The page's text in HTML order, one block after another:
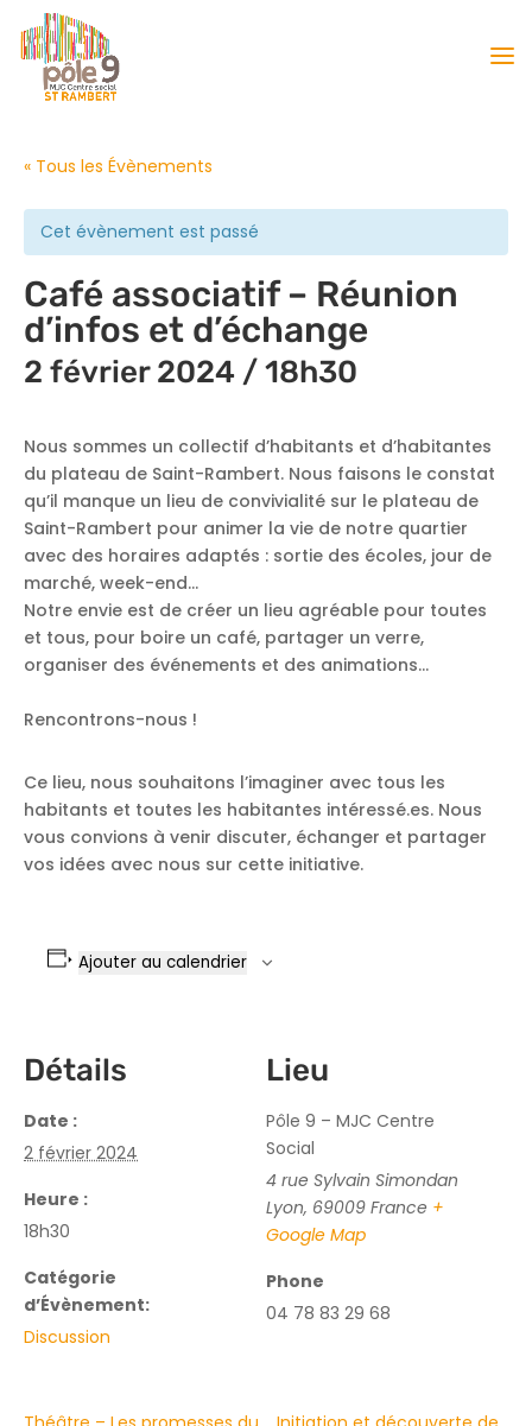
« Tous les Évènements
Cet évènement est passé
Café associatif – Réunion
d’infos et d’échange
2 février 2024 / 18h30
Nous sommes un collectif d’habitants et d’habitantes
du plateau de Saint-Rambert. Nous faisons le constat
qu’il manque un lieu de convivialité sur le plateau de
Saint-Rambert pour animer la vie de notre quartier
avec des horaires adaptés : sortie des écoles, jour de
marché, week-end…
Notre envie est de créer un lieu agréable pour toutes
et tous, pour boire un café, partager un verre,
organiser des événements et des animations…
Rencontrons-nous !
Ce lieu, nous souhaitons l’imaginer avec tous les
habitants et toutes les habitantes intéressé.es. Nous
vous convions à venir discuter, échanger et partager
vos idées avec nous sur cette initiative.
Ajouter au calendrier
Détails
Date :
2 février 2024
Heure :
18h30
Catégorie
d’Évènement:
Discussion
Lieu
Pôle 9 – MJC Centre
Social
4 rue Sylvain Simondan
Lyon, 69009 France +
Google Map
Phone
04 78 83 29 68